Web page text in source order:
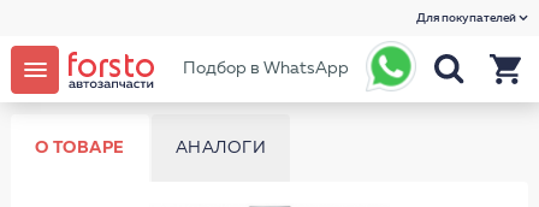
Для покупателей
Подбор в WhatsApp
О ТОВАРЕ АНАЛОГИ